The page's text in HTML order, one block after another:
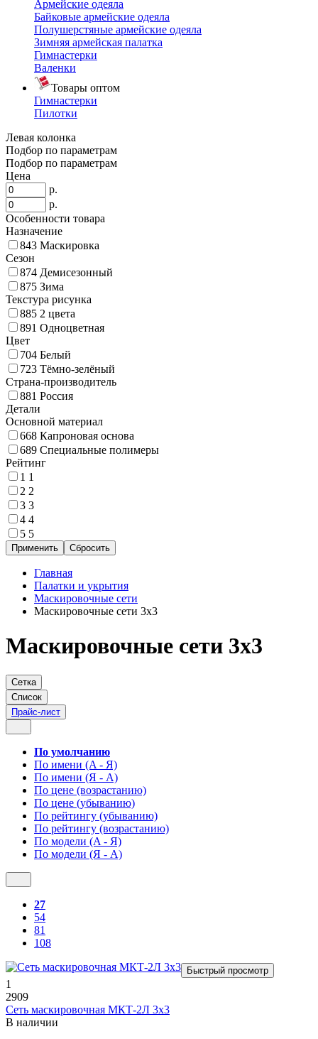
Армейские одеяла
Байковые армейские одеяла
Полушерстяные армейские одеяла
Зимняя армейская палатка
Гимнастерки
Валенки
Товары оптом
Гимнастерки
Пилотки
Левая колонка
Подбор по параметрам
Подбор по параметрам
Цена
р.
р.
Особенности товара
Назначение
843 Маскировка
Сезон
874 Демисезонный
875 Зима
Текстура рисунка
885 2 цвета
891 Одноцветная
Цвет
704 Белый
723 Тёмно-зелёный
Страна-производитель
881 Россия
Детали
Основной материал
668 Капроновая основа
689 Специальные полимеры
Рейтинг
1 1
2 2
3 3
4 4
5 5
Главная
Палатки и укрытия
Маскировочные сети
Маскировочные сети 3х3
Маскировочные сети 3х3
Сетка
Список
Прайс-лист
По умолчанию
По имени (A - Я)
По имени (Я - A)
По цене (возрастанию)
По цене (убыванию)
По рейтингу (убыванию)
По рейтингу (возрастанию)
По модели (A - Я)
По модели (Я - A)
27
54
81
108
Быстрый просмотр
1
2909
Сеть маскировочная МКТ-2Л 3х3
В наличии